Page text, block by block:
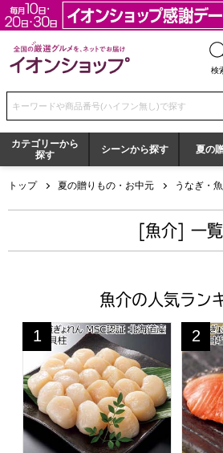
全国の厳選グルメを、ネットでお届
検
検索キーワードまたは商品番号を入力してくださ
カテゴリーから
探す
シーンから探す 夏の
トップ 夏の贈りもの・お中元 うなぎ・
[魚介] 一覧
魚介の人気ラン
北海道ぎょれん MSC認証 北海道
1
位
北海
2
位